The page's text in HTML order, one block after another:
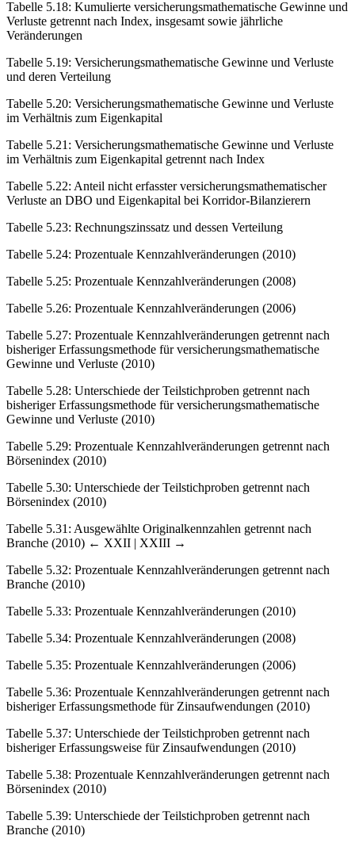
Tabelle 5.18: Kumulierte versicherungsmathematische Gewinne und
Verluste getrennt nach Index, insgesamt sowie jährliche
Veränderungen
Tabelle 5.19: Versicherungsmathematische Gewinne und Verluste
und deren Verteilung
Tabelle 5.20: Versicherungsmathematische Gewinne und Verluste
im Verhältnis zum Eigenkapital
Tabelle 5.21 : Versicherungsmathematische Gewinne und Verluste
im Verhältnis zum Eigenkapital getrennt nach Index
Tabelle 5.22: Anteil nicht erfasster versicherungsmathematischer
Verluste an DBO und Eigenkapital bei Korridor-Bilanzierern
Tabelle 5.23: Rechnungszinssatz und dessen Verteilung
Tabelle 5.24: Prozentuale Kennzahlveränderungen (2010)
Tabelle 5.25: Prozentuale Kennzahlveränderungen (2008)
Tabelle 5.26: Prozentuale Kennzahlveränderungen (2006)
Tabelle 5.27: Prozentuale Kennzahlveränderungen getrennt nach
bisheriger Erfassungsmethode für versicherungsmathematische
Gewinne und Verluste (2010)
Tabelle 5.28: Unterschiede der Teilstichproben getrennt nach
bisheriger Erfassungsmethode für versicherungsmathematische
Gewinne und Verluste (2010)
Tabelle 5.29: Prozentuale Kennzahlveränderungen getrennt nach
Börsenindex (2010)
Tabelle 5.30: Unterschiede der Teilstichproben getrennt nach
Börsenindex (2010)
Tabelle 5.31 : Ausgewählte Originalkennzahlen getrennt nach
Branche (2010) ← XXII | XXIII →
Tabelle 5.32: Prozentuale Kennzahlveränderungen getrennt nach
Branche (2010)
Tabelle 5.33: Prozentuale Kennzahlveränderungen (2010)
Tabelle 5.34: Prozentuale Kennzahlveränderungen (2008)
Tabelle 5.35: Prozentuale Kennzahlveränderungen (2006)
Tabelle 5.36: Prozentuale Kennzahlveränderungen getrennt nach
bisheriger Erfassungsmethode für Zinsaufwendungen (2010)
Tabelle 5.37: Unterschiede der Teilstichproben getrennt nach
bisheriger Erfassungsweise für Zinsaufwendungen (2010)
Tabelle 5.38: Prozentuale Kennzahlveränderungen getrennt nach
Börsenindex (2010)
Tabelle 5.39: Unterschiede der Teilstichproben getrennt nach
Branche (2010)